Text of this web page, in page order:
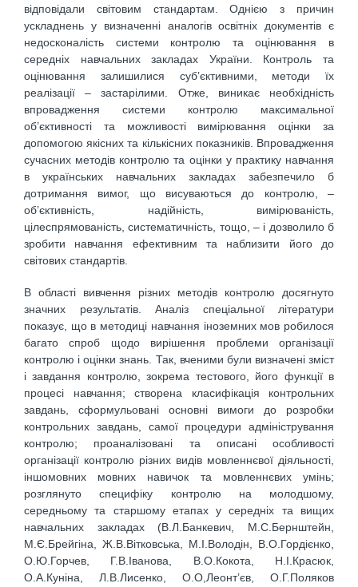
відповідали світовим стандартам. Однією з причин
ускладнень у визначенні аналогів освітніх документів є
недосконалість системи контролю та оцінювання в
середніх навчальних закладах України. Контроль та
оцінювання залишилися суб’єктивними, методи їх
реалізації – застарілими. Отже, виникає необхідність
впровадження системи контролю максимальної
об’єктивності та можливості вимірювання оцінки за
допомогою якісних та кількісних показників. Впровадження
сучасних методів контролю та оцінки у практику навчання
в українських навчальних закладах забезпечило б
дотримання вимог, що висуваються до контролю, –
об’єктивність, надійність, вимірюваність,
цілеспрямованість, систематичність, тощо, – і дозволило б
зробити навчання ефективним та наблизити його до
світових стандартів.
В області вивчення різних методів контролю досягнуто
значних результатів. Аналіз спеціальної літератури
показує, що в методиці навчання іноземних мов робилося
багато спроб щодо вирішення проблеми організації
контролю і оцінки знань. Так, вченими були визначені зміст
і завдання контролю, зокрема тестового, його функції в
процесі навчання; створена класифікація контрольних
завдань, сформульовані основні вимоги до розробки
контрольних завдань, самої процедури адміністрування
контролю; проаналізовані та описані особливості
організації контролю різних видів мовленнєвої діяльності,
іншомовних мовних навичок та мовленнєвих умінь;
розглянуто специфіку контролю на молодшому,
середньому та старшому етапах у середніх та вищих
навчальних закладах (В.Л.Банкевич, М.С.Бернштейн,
М.Є.Брейгіна, Ж.В.Вітковська, М.І.Володін, В.О.Гордієнко,
О.Ю.Горчев, Г.В.Іванова, В.О.Кокота, Н.І.Красюк,
О.А.Куніна, Л.В.Лисенко, О.О,Леонт’єв, О.Г.Поляков